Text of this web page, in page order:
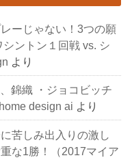
ーじゃない！3つの願
ントン１回戦 vs. シ
より
錦織 ・ジョコビッチ
home design ai より
苦しみ出入りの激し
な1勝！（2017マイア